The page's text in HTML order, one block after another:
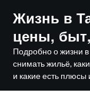
content
Жизнь в
цены,
Подробно о жизни в
снимать жильё,
и какие есть